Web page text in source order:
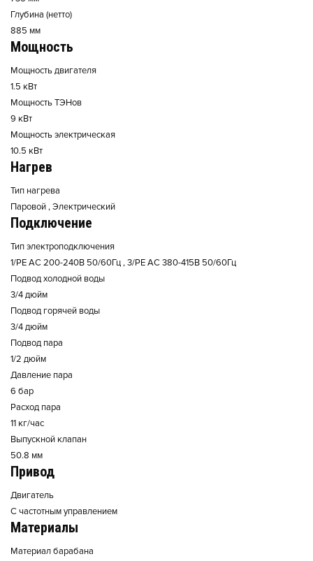
Глубина (нетто)
885 мм
Мощность
Мощность двигателя
1.5 кВт
Мощность ТЭНов
9 кВт
Мощность электрическая
10.5 кВт
Нагрев
Тип нагрева
Паровой , Электрический
Подключение
Тип электроподключения
1/PE AC 200-240В 50/60Гц , 3/PE AC 380-415В 50/60Гц
Подвод холодной воды
3/4 дюйм
Подвод горячей воды
3/4 дюйм
Подвод пара
1/2 дюйм
Давление пара
6 бар
Расход пара
11 кг/час
Выпускной клапан
50.8 мм
Привод
Двигатель
С частотным управлением
Материалы
Материал барабана